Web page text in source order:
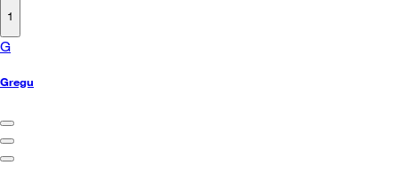
1
G
Gregu